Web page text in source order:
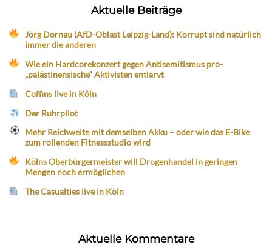
Aktuelle Beiträge
Jörg Dornau (AfD-Oblast Leipzig-Land): Korrupt sind natürlich
immer die anderen
Wie ein Hardcorekonzert gegen Antisemitismus pro-
„palästinensische“ Aktivisten entlarvt
Coffins live in Köln
Der Ruhrpilot
Mehr Reichweite mit demselben Akku – oder wie das E-Bike
zum rollenden Fitnessstudio wird
Kölns Oberbürgermeister will Drogenhandel in geringen
Mengen noch ermöglichen
The Casualties live in Köln
Aktuelle Kommentare